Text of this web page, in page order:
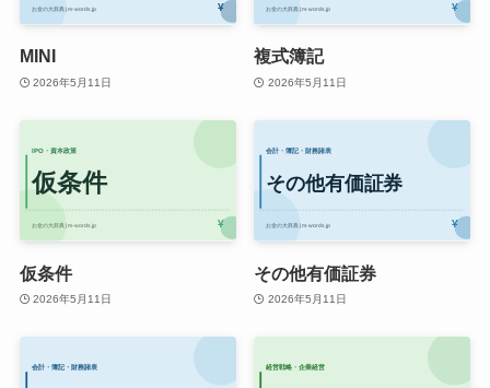
MINI
2026年5月11日
複式簿記
2026年5月11日
仮条件
2026年5月11日
その他有価証券
2026年5月11日